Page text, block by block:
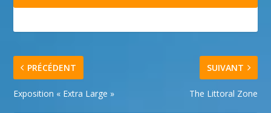
PRÉCÉDENT
Exposition « Extra Large »
SUIVANT
The Littoral Zone